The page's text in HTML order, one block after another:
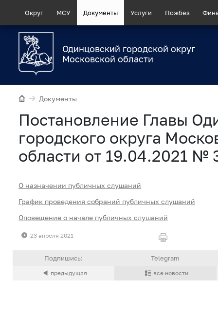
Округ МСУ Документы Услуги Пожбез
Одинцовский городской округ
Московской области
Документы
Постановление Главы
городского округа
области от 19.04.2021 №
О назначении публичных слушаний
График проведения собраний публичных слушаний
Оповещение о начале публичных слушаний
23 апреля 2021